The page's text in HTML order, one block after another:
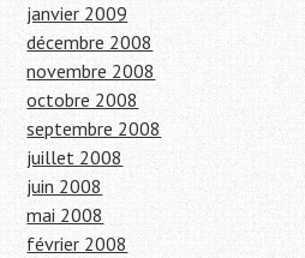
janvier 2009
décembre 2008
novembre 2008
octobre 2008
septembre 2008
juillet 2008
juin 2008
mai 2008
février 2008